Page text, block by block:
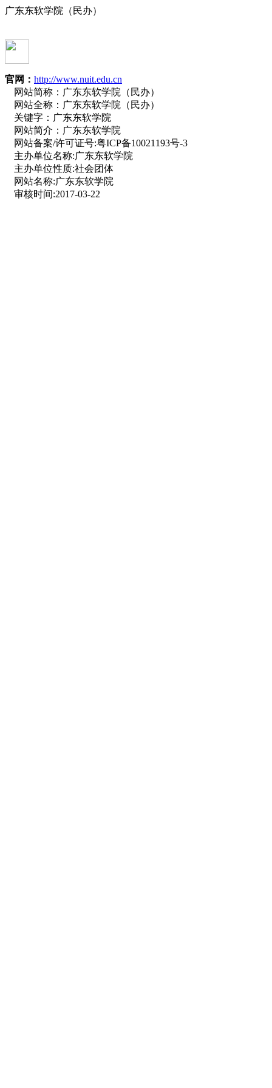
广东东软学院（民办）
官网： http://www.nuit.edu.cn
网站简称： 广东东软学院（民办）
网站全称： 广东东软学院（民办）
关键字： 广东东软学院
网站简介： 广东东软学院
网站备案/许可证号:粤ICP备10021193号-3
主办单位名称:广东东软学院
主办单位性质:社会团体
网站名称:广东东软学院
审核时间:2017-03-22